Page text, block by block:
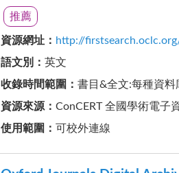
推薦
資源網址 ： http://
語文別
： 英文
收錄時間範圍 ： 書目&全文:每種資料
資源來源 ： ConCERT 全國學術電子
使用範圍 ： 可校外連線